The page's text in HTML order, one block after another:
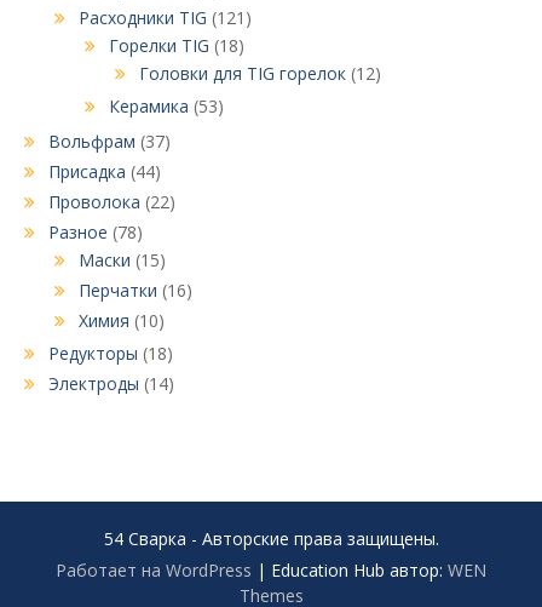
Расходники TIG (121)
Горелки TIG (18)
Головки для TIG горелок (12)
Керамика (53)
Вольфрам (37)
Присадка (44)
Проволока (22)
Разное (78)
Маски (15)
Перчатки (16)
Химия (10)
Редукторы (18)
Электроды (14)
54 Сварка - Авторские права защищены.
Работает на WordPress | Education Hub автор: WEN
Themes